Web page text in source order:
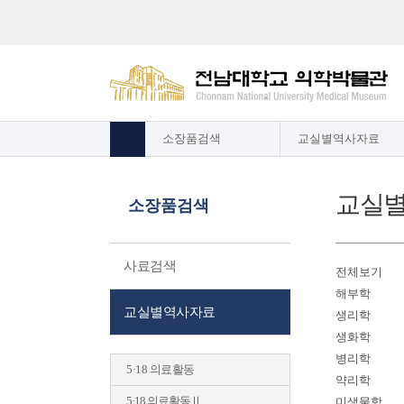
소장품검색 교실별역사자료
소장품검색
사료검색
교실별역사자료
5·18 의료활동
5·18 의료활동Ⅱ
교실
전체보기
해부학
생리학
생화학
병리학
약리학